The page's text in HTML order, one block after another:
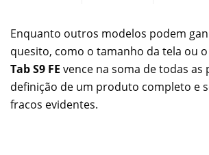
Enquanto outros modelos podem
quesito, como o tamanho da tela ou
Tab S9 FE vence na soma de todas as
definição de um produto completo e
fracos evidentes.